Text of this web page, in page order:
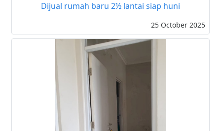
Dijual rumah baru 2½ lantai siap huni
25 October 2025